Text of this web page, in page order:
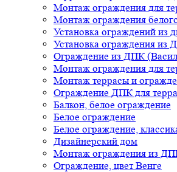
Монтаж ограждения для
Монтаж ограждения
Установка ограждений из
Установка ограждения из
Ограждение из ДПК
Монтаж ограждения для
Монтаж террасы и
Ограждение ДПК для
Балкон, белое ограждение
Белое ограждение
Белое ограждение,
Дизайнерский дом
Монтаж ограждения из
Ограждение, цвет Венге